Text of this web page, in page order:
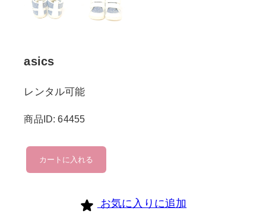
asics
レンタル可能
商品ID: 64455
asics
個
カートに入れる
お気に入りに追加